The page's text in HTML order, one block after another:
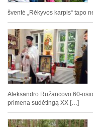
šventė „Rėkyvos karpis“ tapo
Aleksandro Ružancovo 60-
primena sudėtingą XX […]